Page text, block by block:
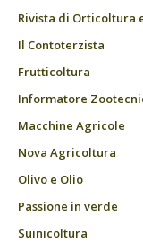
Rivista di Orticoltura
Il Contoterzista
Frutticoltura
Informatore
Macchine Agricole
Nova Agricoltura
Olivo e Olio
Passione in verde
Suinicoltura